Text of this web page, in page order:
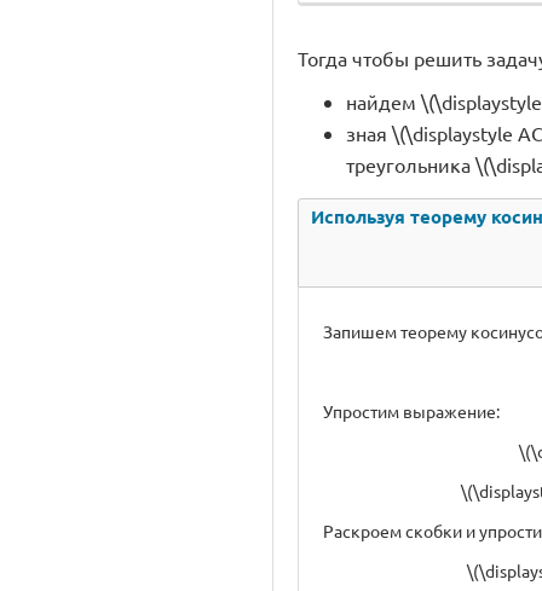
Тогда чтобы решить
найдем
зная \(\displaystyle
треугольника
Используя теорему
Запишем теорему
Упростим выражение:
Раскроем скобки и